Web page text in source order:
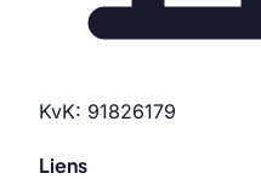
KvK: 91826179
Liens